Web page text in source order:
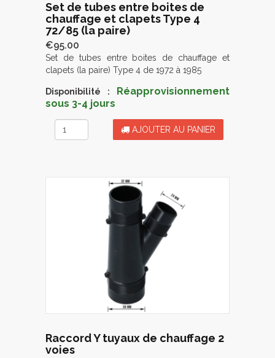
Set de tubes entre boites de
chauffage et clapets Type 4
72/85 (la paire)
€95.00
Set de tubes entre boites de chauffage et
clapets (la paire) Type 4 de 1972 à 1985
Disponibilité :
Réapprovisionnement
sous 3-4 jours
AJOUTER AU PANIER
Raccord Y tuyaux de chauffage 2
voies